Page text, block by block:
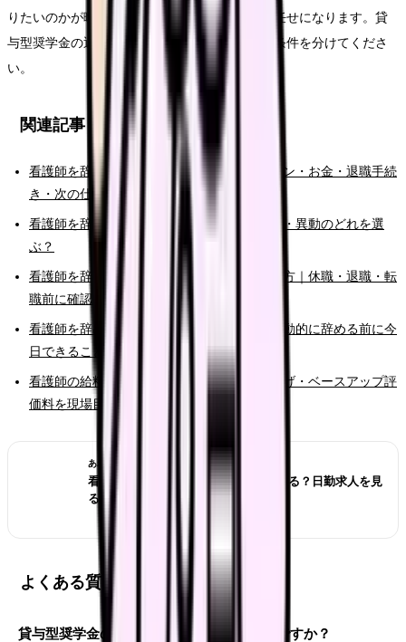
りたいのかが曖昧なままだと、次の選択肢が運任せになります。貸
与型奨学金の返済中に辞めたい時こそ、原因と条件を分けてくださ
い。
関連記事
看護師を辞めたい時の完全ガイド。限界サイン・お金・退職手続
き・次の仕事まで整理
看護師を辞めたい時の判断基準｜転職・休職・異動のどれを選
ぶ？
看護師を辞めたいけどお金が不安な時の考え方｜休職・退職・転
職前に確認すること
看護師を辞めたいと強く思った時の初動｜衝動的に辞める前に今
日できること
看護師の給料は本当に上がる？2026年の賃上げ・ベースアップ評
価料を現場目線で確認
あわせて読みたい
看護師が夜勤なしにすると給料は下がる？日勤求人を見
る前の収入チェック
よくある質問
貸与型奨学金の返済中に辞めたいのは甘えですか？